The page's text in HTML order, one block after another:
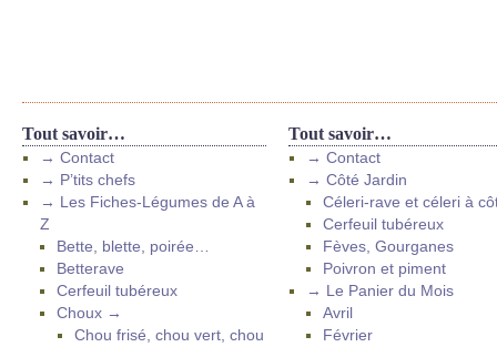
Tout savoir…
→ Contact
→ P’tits chefs
→ Les Fiches-Légumes de A à
Z
Bette, blette, poirée…
Betterave
Cerfeuil tubéreux
Choux →
Chou frisé, chou vert, chou
Tout savoir…
→ Contact
→ Côté Jardin
Céleri-rave et céleri à
Cerfeuil tubéreux
Fèves, Gourganes
Poivron et piment
→ Le Panier du Mois
Avril
Février